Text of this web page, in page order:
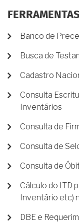
FERRAMENTAS
Banco de
Busca de
Cadastro
Consulta
Inventários
Consulta de
Consulta de
Consulta de
Cálculo do ITD
Inventário etc)
DBE e